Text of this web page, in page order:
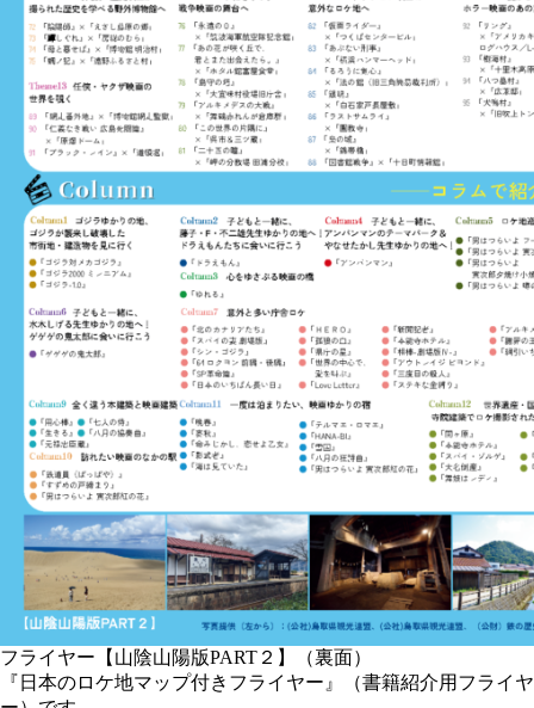
フライヤー【山陰山陽版PART２】（裏面）
『日本のロケ地マップ付きフライヤー』（書籍紹介用フライヤ